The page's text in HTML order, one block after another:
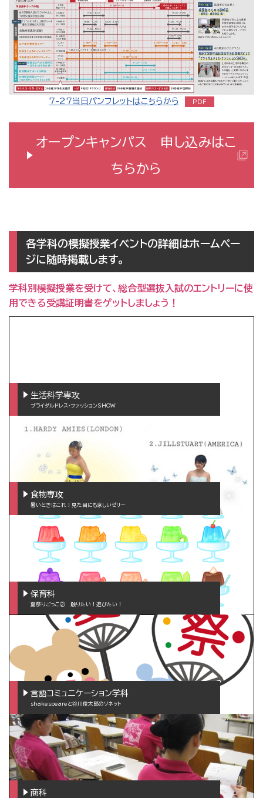
7-27当日パンフレットはこちらから
オープンキャンパス 申し込みはこ
ちらから
各学科の模擬授業イベントの詳細はホームペー
ジに随時掲載します。
学科別模擬授業を受けて、総合型選抜入試のエントリーに使
用できる受講証明書をゲットしましょう！
生活科学専攻
ブライダルドレス・ファッションSHOW
食物専攻
暑いときはこれ！見た目にも涼しいゼリー
保育科
夏祭りごっこ② 触りたい！遊びたい！
言語コミュニケーション学科
shakespeareと谷川俊太郎のソネット
商科